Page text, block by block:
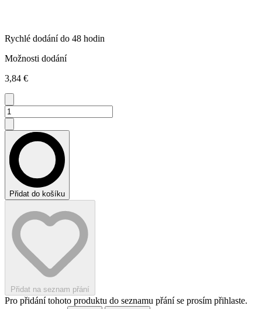
Rychlé dodání do 48 hodin
Možnosti dodání
3,84 €
Přidat do košíku
Přidat na seznam přání
Pro přidání tohoto produktu do seznamu přání se prosím přihlaste.